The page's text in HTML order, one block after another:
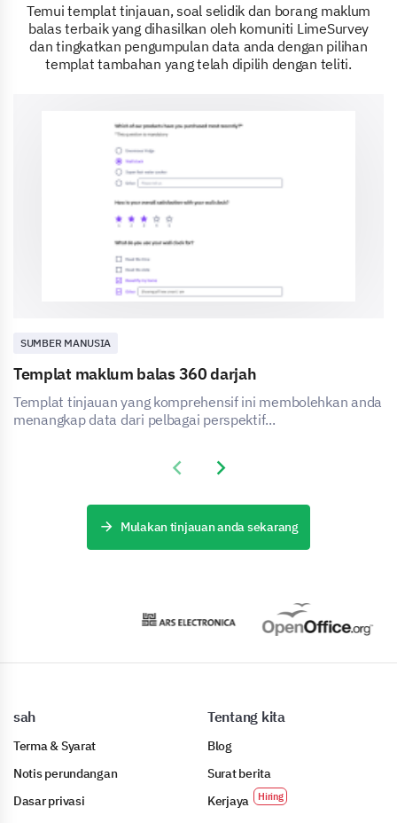
Temui templat tinjauan, soal selidik dan borang maklum
balas terbaik yang dihasilkan oleh komuniti LimeSurvey
dan tingkatkan pengumpulan data anda dengan pilihan
templat tambahan yang telah dipilih dengan teliti.
SUMBER MANUSIA
Templat maklum balas 360 darjah
Templat tinjauan yang komprehensif ini membolehkan anda
menangkap data dari pelbagai perspektif...
Previous slide
Next slide
Mulakan tinjauan anda sekarang
sah
Terma & Syarat
Notis perundangan
Dasar privasi
Tentang kita
Blog
Surat berita
Kerjaya